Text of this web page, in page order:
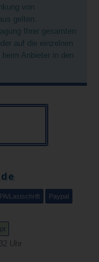
von
gelten.
Ihrer gesamten
auf die einzelnen
Anbieter in den
Lastschrift Paypal
Uhr